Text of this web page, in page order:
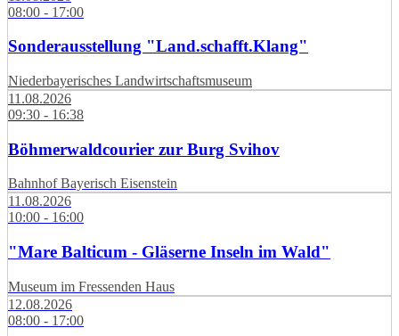
08:00 - 17:00
Sonderausstellung "Land.schafft.Klang"
Niederbayerisches Landwirtschaftsmuseum
11.08.2026
09:30 - 16:38
Böhmerwaldcourier zur Burg Svihov
Bahnhof Bayerisch Eisenstein
11.08.2026
10:00 - 16:00
"Mare Balticum - Gläserne Inseln im Wald"
Museum im Fressenden Haus
12.08.2026
08:00 - 17:00